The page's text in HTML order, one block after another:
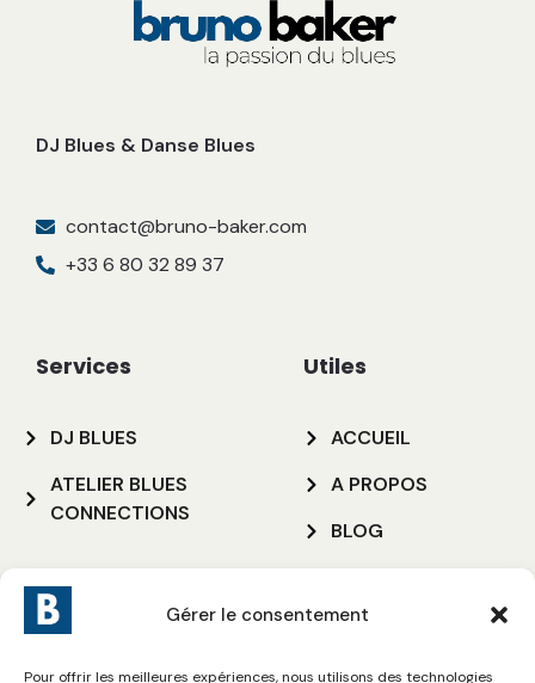
Gérer le consentement
Pour offrir les meilleures expériences, nous utilisons des technologies
DJ Blues & Danse Blues
contact@bruno-baker.com
+33 6 80 32 89 37
Services
DJ BLUES
ATELIER BLUES
CONNECTIONS
Utiles
ACCUEIL
A PROPOS
BLOG